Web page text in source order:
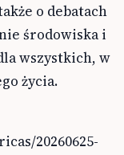
o debatach
środowiska i
wszystkich, w
życia.
20260625-